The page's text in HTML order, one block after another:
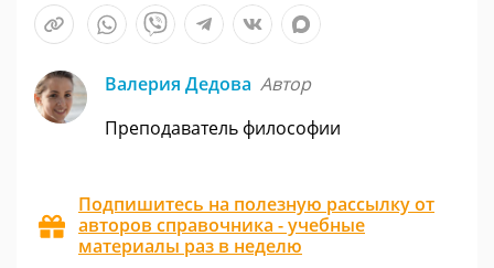
Валерия Дедова Автор
Преподаватель философии
Подпишитесь на полезную рассылку от
авторов справочника - учебные
материалы раз в неделю